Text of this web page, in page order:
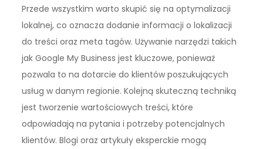
Przede wszystkim warto skupić się na optymalizacji
lokalnej, co oznacza dodanie informacji o lokalizacji
do treści oraz meta tagów. Używanie narzędzi takich
jak Google My Business jest kluczowe, ponieważ
pozwala to na dotarcie do klientów poszukujących
usług w danym regionie. Kolejną skuteczną techniką
jest tworzenie wartościowych treści, które
odpowiadają na pytania i potrzeby potencjalnych
klientów. Blogi oraz artykuły eksperckie mogą